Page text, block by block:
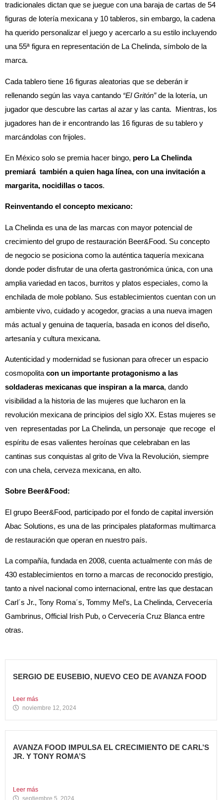
SERGIO DE EUSEBIO, NUEVO CEO DE AVANZA FOOD
Leer más
noviembre 12, 2024
AVANZA FOOD IMPULSA EL CRECIMIENTO DE CARL’S
JR. Y TONY ROMA’S
Leer más
septiembre 5, 2024
tradicionales dictan que se juegue con una baraja de cartas de 54
figuras de lotería mexicana y 10 tableros, sin embargo, la cadena
ha querido personalizar el juego y acercarlo a su estilo incluyendo
una 55ª figura en representación de La Chelinda, símbolo de la
marca.
Cada tablero tiene 16 figuras aleatorias que se deberán ir
rellenando según las vaya cantando “El Gritón”de la lotería, un
jugador que descubre las cartas al azar y las canta. Mientras, los
jugadores han de ir encontrando las 16 figuras de su tablero y
marcándolas con frijoles.
En México solo se premia hacer bingo, pero La Chelinda
premiará también a quien haga línea, con una invitación a
margarita, nocidillas o tacos.
Reinventando el concepto mexicano:
La Chelinda es una de las marcas con mayor potencial de
crecimiento del grupo de restauración Beer&Food. Su concepto
de negocio se posiciona como la auténtica taquería mexicana
donde poder disfrutar de una oferta gastronómica única, con una
amplia variedad en tacos, burritos y platos especiales, como la
enchilada de mole poblano. Sus establecimientos cuentan con un
ambiente vivo, cuidado y acogedor, gracias a una nueva imagen
más actual y genuina de taquería, basada en iconos del diseño,
artesanía y cultura mexicana.
Autenticidad y modernidad se fusionan para ofrecer un espacio
cosmopolita con un importante protagonismo a las
soldaderas mexicanas que inspiran a la marca, dando
visibilidad a la historia de las mujeres que lucharon en la
revolución mexicana de principios del siglo XX. Estas mujeres se
ven representadas por La Chelinda, un personaje que recoge el
espíritu de esas valientes heroínas que celebraban en las
cantinas sus conquistas al grito de Viva la Revolución, siempre
con una chela, cerveza mexicana, en alto.
Sobre Beer&Food:
El grupo Beer&Food, participado por el fondo de capital inversión
Abac Solutions, es una de las principales plataformas multimarca
de restauración que operan en nuestro país.
La compañía, fundada en 2008, cuenta actualmente con más de
430 establecimientos en torno a marcas de reconocido prestigio,
tanto a nivel nacional como internacional, entre las que destacan
Carl´s Jr., Tony Roma´s, Tommy Mel’s, La Chelinda, Cervecería
Gambrinus, Official Irish Pub, o Cervecería Cruz Blanca entre
otras.